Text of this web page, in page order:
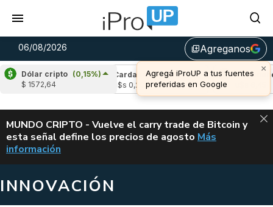
06/08/2026 library_addAgreganos
×
Agregá iProUP a tus fuentes
preferidas en Google
Dólar cripto (0,15%)
$ 1572,64
(-3,27%)
Cardano
(5,93%)
u$s 0,20
Avalanche
u$s 6,45
ALERTA
MUNDO CRIPTO - Vuelve el carry trade de Bitcoin y
esta señal define los precios de agosto VUELVE EL
Más
información
INNOVACIÓN